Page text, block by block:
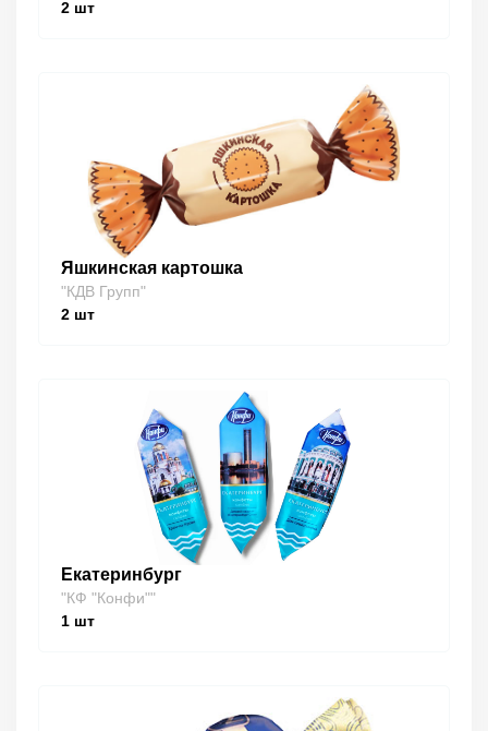
2 шт
Яшкинская картошка
"КДВ Групп"
2 шт
Екатеринбург
"КФ "Конфи""
1 шт